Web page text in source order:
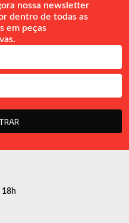
nossa newsletter
dentro de todas as
em peças
18h